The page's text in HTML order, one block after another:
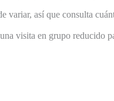
variar, así que consulta
visita en grupo reducido